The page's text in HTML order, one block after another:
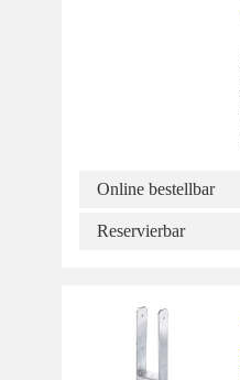
Online bestellbar
Reservierbar